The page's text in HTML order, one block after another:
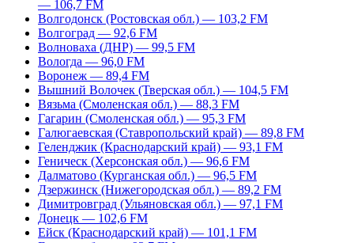
— 106,7 FM
Волгодонск (Ростовская обл.) — 103,2 FM
Волгоград — 92,6 FM
Волноваха (ДНР) — 99,5 FM
Вологда — 96,0 FM
Воронеж — 89,4 FM
Вышний Волочек (Тверская обл.) — 104,5 FM
Вязьма (Смоленская обл.) — 88,3 FM
Гагарин (Смоленская обл.) — 95,3 FM
Галюгаевская (Ставропольский край) — 89,8 FM
Геленджик (Краснодарский край) — 93,1 FM
Геническ (Херсонская обл.) — 96,6 FM
Далматово (Курганская обл.) — 96,5 FM
Дзержинск (Нижегородская обл.) — 89,2 FM
Димитровград (Ульяновская обл.) — 97,1 FM
Донецк — 102,6 FM
Ейск (Краснодарский край) — 101,1 FM